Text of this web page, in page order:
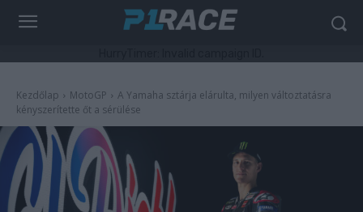
Kezdőlap MotoGP
A Yamaha sztárja elárulta, milyen változtatásra
kényszerítette őt a sérülése